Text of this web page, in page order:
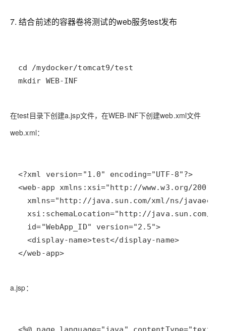
7. 结合前述的容器卷将测试的web服务test发布
mkdir WEB-INF
在test目录下创建a.jsp文件，在WEB-INF下创建web.xml文件
web.xml：
  <display-name>test</display-name>
</web-app>
a.jsp：